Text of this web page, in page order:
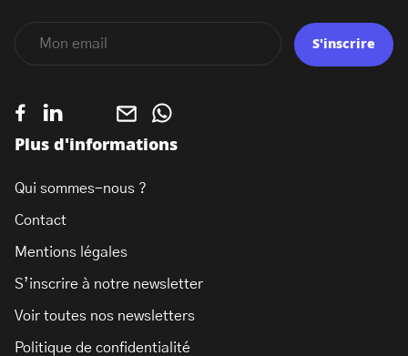
Plus d'informations
Qui sommes-nous ?
Contact
Mentions légales
S’inscrire à notre newsletter
Voir toutes nos newsletters
Politique de confidentialité
S'inscrire